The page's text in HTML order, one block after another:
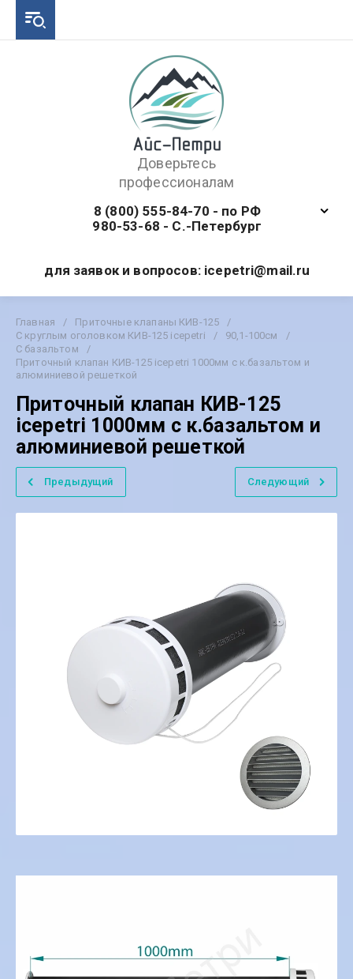
Доверьтесь
профессионалам
8 (800) 555-84-70 - по РФ
980-53-68 - С.-Петербург
для заявок и вопросов: icepetri@mail.ru
Главная / Приточные клапаны КИВ-125
/
С круглым оголовком КИВ-125 icepetri
/ 90,1-100см
/
С базальтом
/
Приточный клапан КИВ-125 icepetri 1000мм с к.базальтом и
алюминиевой решеткой
Приточный клапан КИВ-125
icepetri 1000мм с к.базальтом и
алюминиевой решеткой
Предыдущий Следующий